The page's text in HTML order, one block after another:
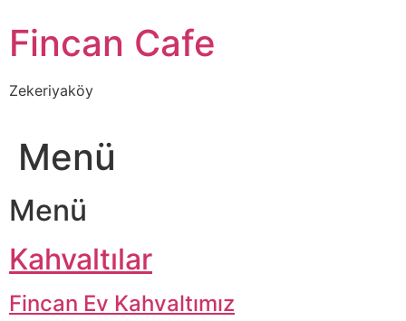
atlaFincan Cafe
Zekeriyaköy
Menü
Menü
Kahvaltılar
Fincan Ev Kahvaltımız